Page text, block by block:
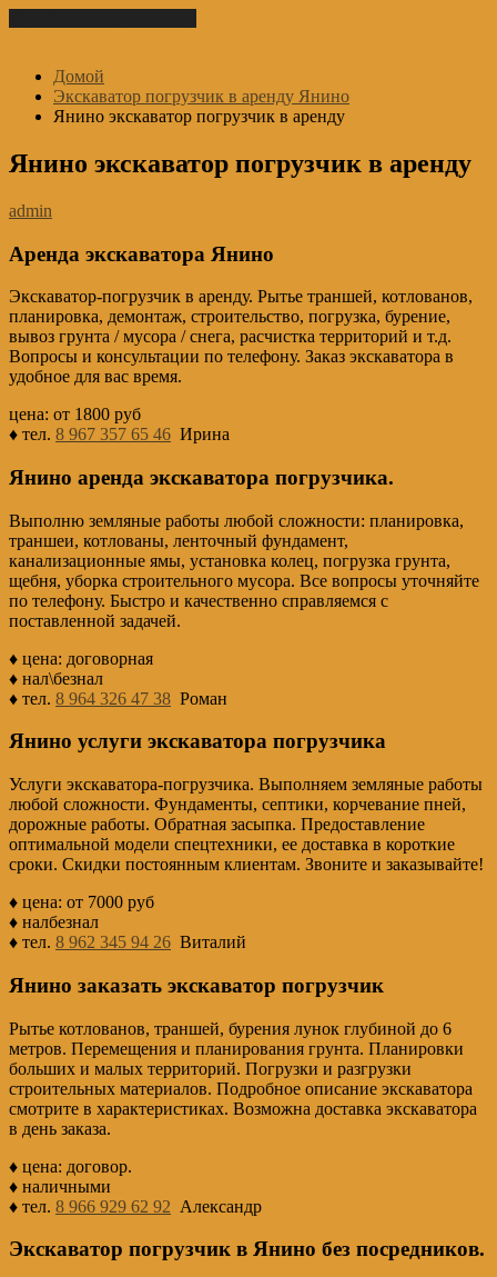
Домой
Экскаватор погрузчик в аренду Янино
Янино экскаватор погрузчик в аренду
Янино экскаватор погрузчик в аренду
admin
Аренда экскаватора Янино
Экскаватор-погрузчик в аренду. Рытье траншей, котлованов,
планировка, демонтаж, строительство, погрузка, бурение,
вывоз грунта / мусора / снега, расчистка территорий и т.д.
Вопросы и консультации по телефону. Заказ экскаватора в
удобное для вас время.
цена: от 1800 руб
♦ тел. 8 967 357 65 46 Ирина
Янино аренда экскаватора погрузчика.
Выполню земляные работы любой сложности: планировка,
траншеи, котлованы, ленточный фундамент,
канализационные ямы, установка колец, погрузка грунта,
щебня, уборка строительного мусора. Все вопросы уточняйте
по телефону. Быстро и качественно справляемся с
поставленной задачей.
♦ цена: договорная
♦ нал\безнал
♦ тел. 8 964 326 47 38 Роман
Янино услуги экскаватора погрузчика
Услуги экскаватора-погрузчика. Выполняем земляные работы
любой сложности. Фундаменты, септики, корчевание пней,
дорожные работы. Обратная засыпка. Предоставление
оптимальной модели спецтехники, ее доставка в короткие
сроки. Скидки постоянным клиентам. Звоните и заказывайте!
♦ цена: от 7000 руб
♦ налбезнал
♦ тел. 8 962 345 94 26 Виталий
Янино заказать экскаватор погрузчик
Рытье котлованов, траншей, бурения лунок глубиной до 6
метров. Перемещения и планирования грунта. Планировки
больших и малых территорий. Погрузки и разгрузки
строительных материалов. Подробное описание экскаватора
смотрите в характеристиках. Возможна доставка экскаватора
в день заказа.
♦ цена: договор.
♦ наличными
♦ тел. 8 966 929 62 92 Александр
Экскаватор погрузчик в Янино без посредников.